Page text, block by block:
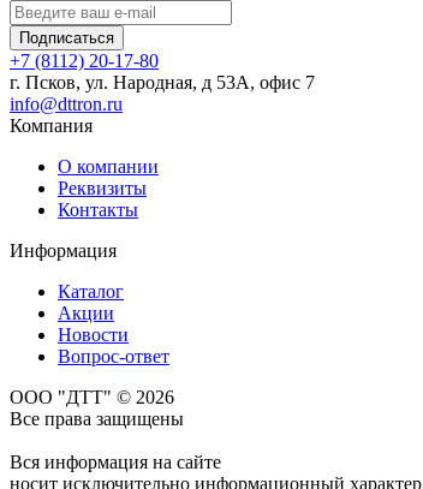
Подписаться
+7 (8112) 20-17-80
г. Псков, ул. Народная, д 53А, офис 7
info@dttron.ru
Компания
О компании
Реквизиты
Контакты
Информация
Каталог
Акции
Новости
Вопрос-ответ
ООО "ДТТ" © 2026
Все права защищены
Вся информация на сайте
носит исключительно информационный характер